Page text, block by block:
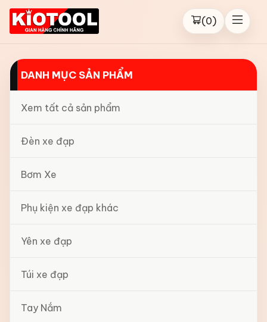
(0)
DANH MỤC SẢN PHẨM
Xem tất cả sản phẩm
Đèn xe đạp
Bơm Xe
Phụ kiện xe đạp khác
Yên xe đạp
Túi xe đạp
Tay Nắm